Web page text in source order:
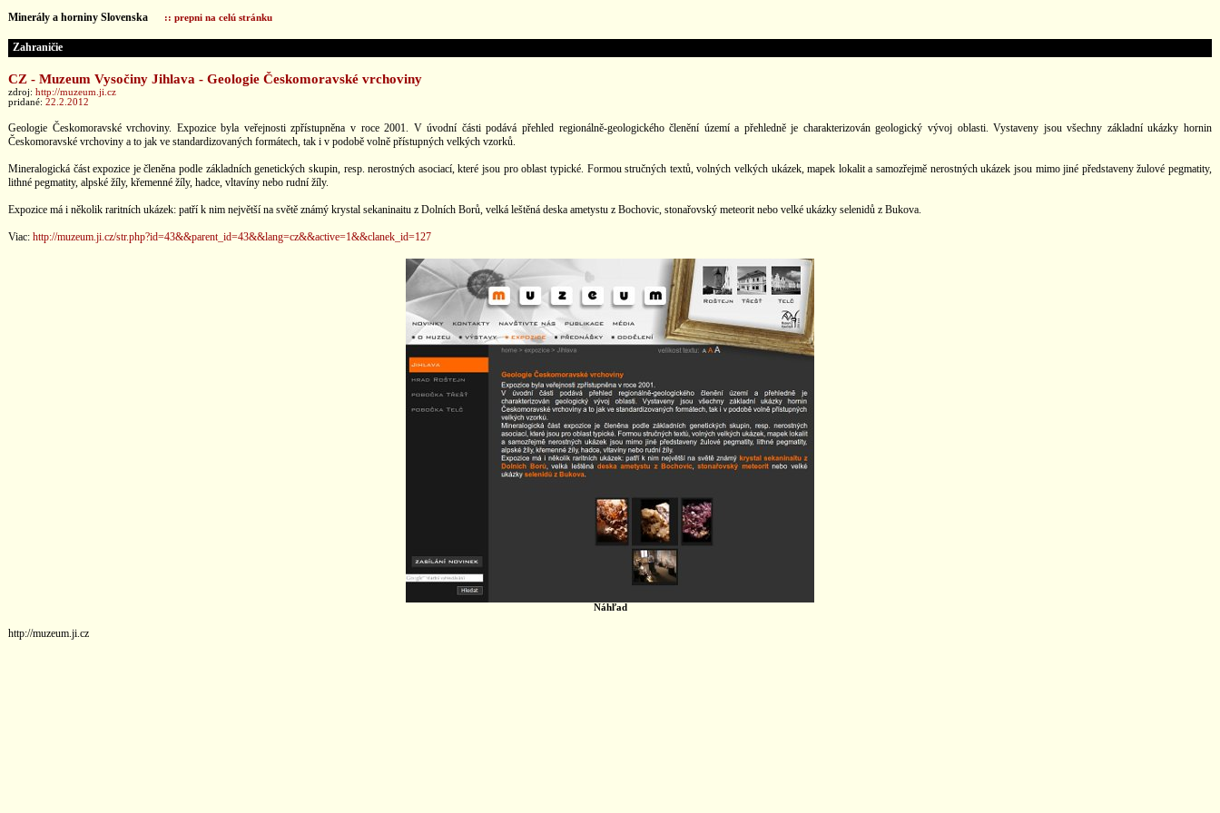
Minerály a horniny Slovenska :: prepni na celú stránku
Zahraničie
CZ - Muzeum Vysočiny Jihlava - Geologie Českomoravské vrchoviny
zdroj: http://muzeum.ji.cz
pridané: 22.2.2012
Geologie Českomoravské vrchoviny. Expozice byla veřejnosti zpřístupněna v roce 2001. V úvodní části podává přehled regionálně-geologického členění území a přehledně je charakterizován geologický vývoj oblasti. Vystaveny jsou všechny základní ukázky hornin
Českomoravské vrchoviny a to jak ve standardizovaných formátech, tak i v podobě volně přístupných velkých vzorků.
Mineralogická část expozice je členěna podle základních genetických skupin, resp. nerostných asociací, které jsou pro oblast typické. Formou stručných textů, volných velkých ukázek, mapek lokalit a samozřejmě nerostných ukázek jsou mimo jiné představeny žulové pegmatity,
lithné pegmatity, alpské žíly, křemenné žíly, hadce, vltavíny nebo rudní žíly.
Expozice má i několik raritních ukázek: patří k nim největší na světě známý krystal sekaninaitu z Dolních Borů, velká leštěná deska ametystu z Bochovic, stonařovský meteorit nebo velké ukázky selenidů z Bukova.
Viac: http://muzeum.ji.cz/str.php?id=43&&parent_id=43&&lang=cz&&active=1&&clanek_id=127
Náhľad
http://muzeum.ji.cz